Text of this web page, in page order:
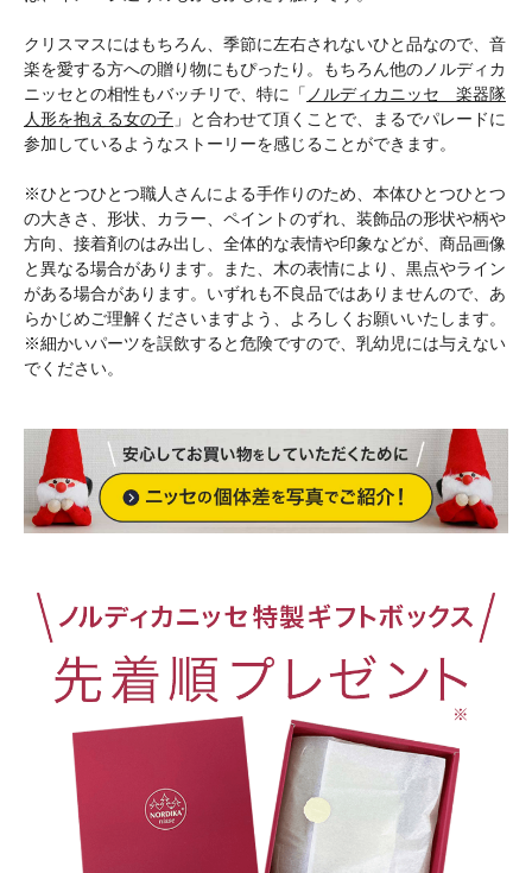
クリスマスにはもちろん、季節に左右されないひと品なので、音
楽を愛する方への贈り物にもぴったり。もちろん他のノルディカ
ニッセとの相性もバッチリで、特に「 ノルディカニッセ 楽器隊
人形を抱える女の子 」と合わせて頂くことで、まるでパレードに
参加しているようなストーリーを感じることができます。
※ひとつひとつ職人さんによる手作りのため、本体ひとつひとつ
の大きさ、形状、カラー、ペイントのずれ、装飾品の形状や柄や
方向、接着剤のはみ出し、全体的な表情や印象などが、商品画像
と異なる場合があります。また、木の表情により、黒点やライン
がある場合があります。いずれも不良品ではありませんので、あ
らかじめご理解くださいますよう、よろしくお願いいたします。
※細かいパーツを誤飲すると危険ですので、乳幼児には与えない
でください。